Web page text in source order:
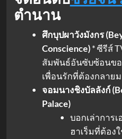
ตำนาน
ศึกบุปผาวังมังกร
Conscience)* ซีรีส์
สัมพันธ์อันซับซ้อนข
เพื่อนรักที่ต้องกลาย
จอมนางชิงบัลลังก์
Palace)
บอกเล่าการ
ฮาเร็มที่ต้อ